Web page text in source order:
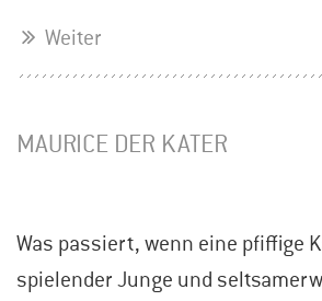
Weiter
MAURICE DER KATER
Was passiert, wenn eine pfiffige
spielender Junge und